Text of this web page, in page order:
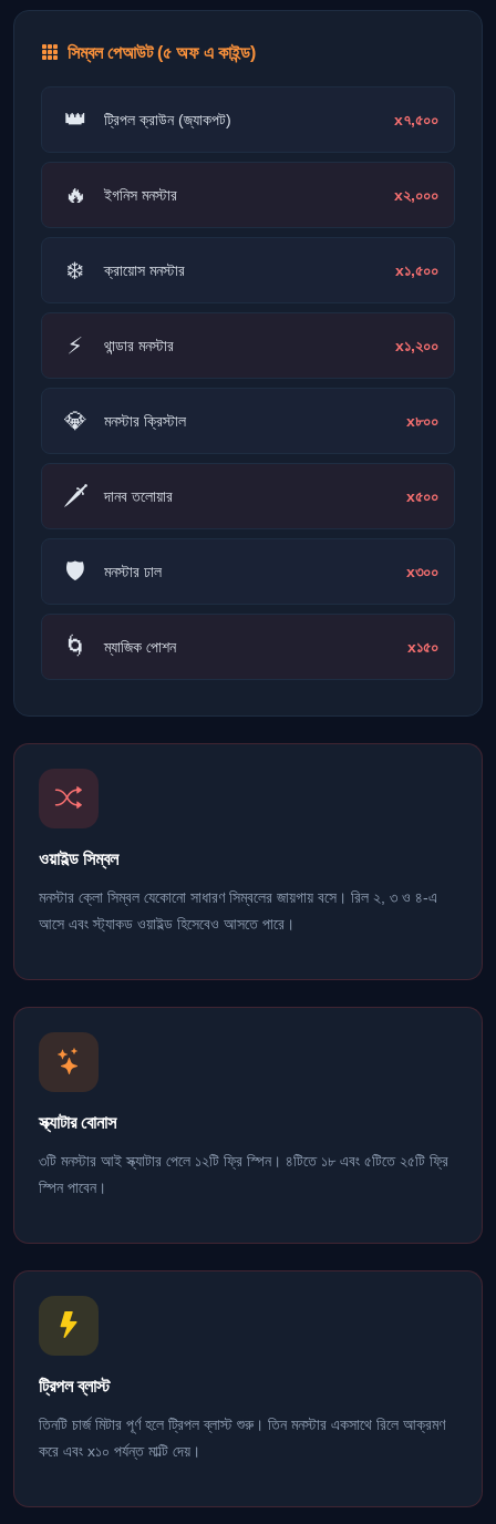
সিম্বল পেআউট (৫ অফ এ কাইন্ড)
👑 ট্রিপল ক্রাউন (জ্যাকপট) x৭,৫০০
🔥 ইগনিস মনস্টার x২,০০০
❄️ ক্রায়োস মনস্টার x১,৫০০
⚡ থান্ডার মনস্টার x১,২০০
💎 মনস্টার ক্রিস্টাল x৮০০
🗡️ দানব তলোয়ার x৫০০
🛡️ মনস্টার ঢাল x৩০০
🌀 ম্যাজিক পোশন x১৫০
ওয়াইল্ড সিম্বল
মনস্টার ক্লো সিম্বল যেকোনো সাধারণ সিম্বলের জায়গায় বসে। রিল ২, ৩ ও ৪-এ
আসে এবং স্ট্যাকড ওয়াইল্ড হিসেবেও আসতে পারে।
স্ক্যাটার বোনাস
৩টি মনস্টার আই স্ক্যাটার পেলে ১২টি ফ্রি স্পিন। ৪টিতে ১৮ এবং ৫টিতে ২৫টি ফ্রি
স্পিন পাবেন।
ট্রিপল ব্লাস্ট
তিনটি চার্জ মিটার পূর্ণ হলে ট্রিপল ব্লাস্ট শুরু। তিন মনস্টার একসাথে রিলে আক্রমণ
করে এবং x১০ পর্যন্ত মাল্টি দেয়।